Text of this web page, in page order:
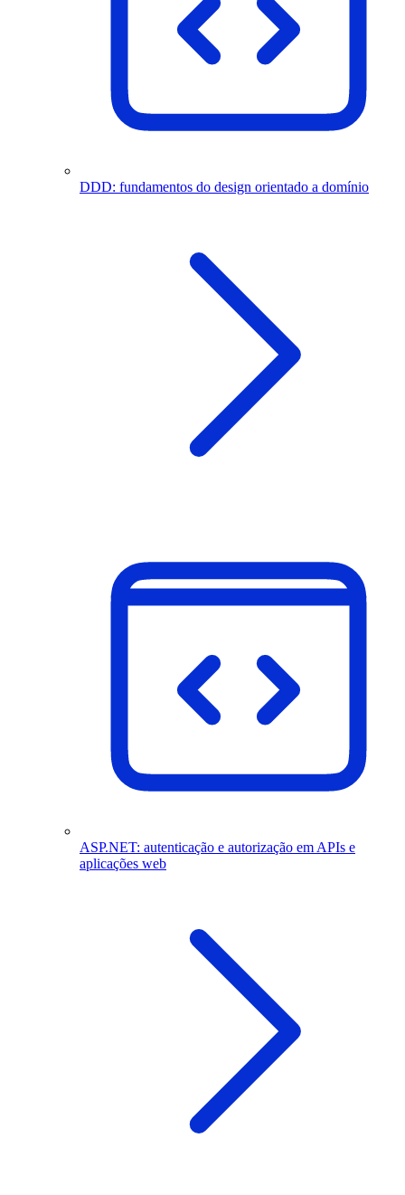
DDD: fundamentos do design orientado a domínio
ASP.NET: autenticação e autorização em APIs e
aplicações web